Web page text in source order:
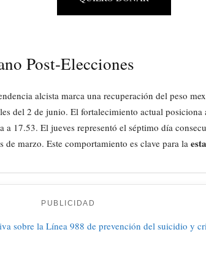
Post-Elecciones
alcista marca una recuperación del peso
del 2 de junio. El fortalecimiento actual posiciona
17.53. El jueves representó el séptimo día
de marzo. Este comportamiento es clave para la
PUBLICIDAD